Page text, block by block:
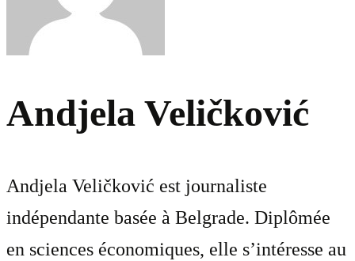
Andjela Veličković
Andjela Veličković est journaliste
indépendante basée à Belgrade. Diplômée
en sciences économiques, elle s’intéresse au